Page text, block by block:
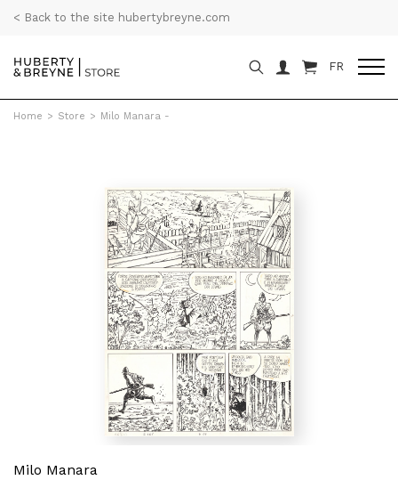
< Back to the site hubertybreyne.com
FR
Home > Store > Milo Manara -
Milo Manara